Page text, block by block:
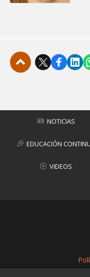
NOTICIAS
EDUCACIÓN
VIDEOS